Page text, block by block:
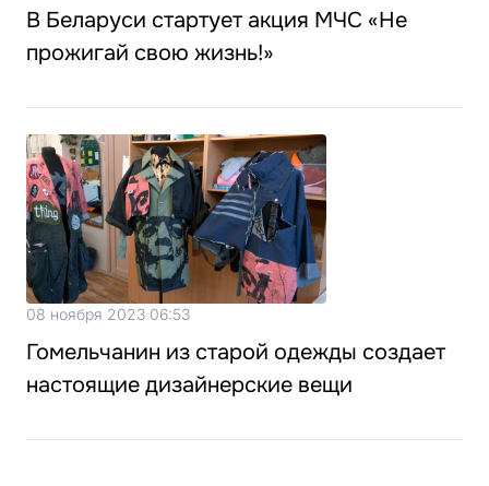
В Беларуси стартует акция МЧС «Не
прожигай свою жизнь!»
08 ноября 2023 06:53
Гомельчанин из старой одежды создает
настоящие дизайнерские вещи